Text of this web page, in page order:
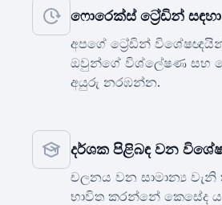
ෆොරෙක්ස් ට්‍රේඩින්
අපගේ ට්‍රේඩින්
ඔවුන්ගේ විශ්ලේෂණ සහ
අයුරු නරඹන්න.
දර්ශක පිළිබඳ වන
චලනය වන සාමාන්‍ය
භාවිත කරන්නේ කෙසේද